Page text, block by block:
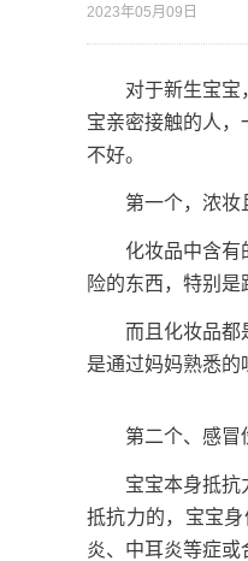
2023年05月09日
对于新生宝宝，
宝亲密接触的人
不好。
第一个，浓妆
化妆品中含有的
险的东西，特别
而且化妆品都是
是通过妈妈熟悉的
第二个、感冒
宝宝本身抵抗力
抵抗力的，宝宝
炎、中耳炎等症